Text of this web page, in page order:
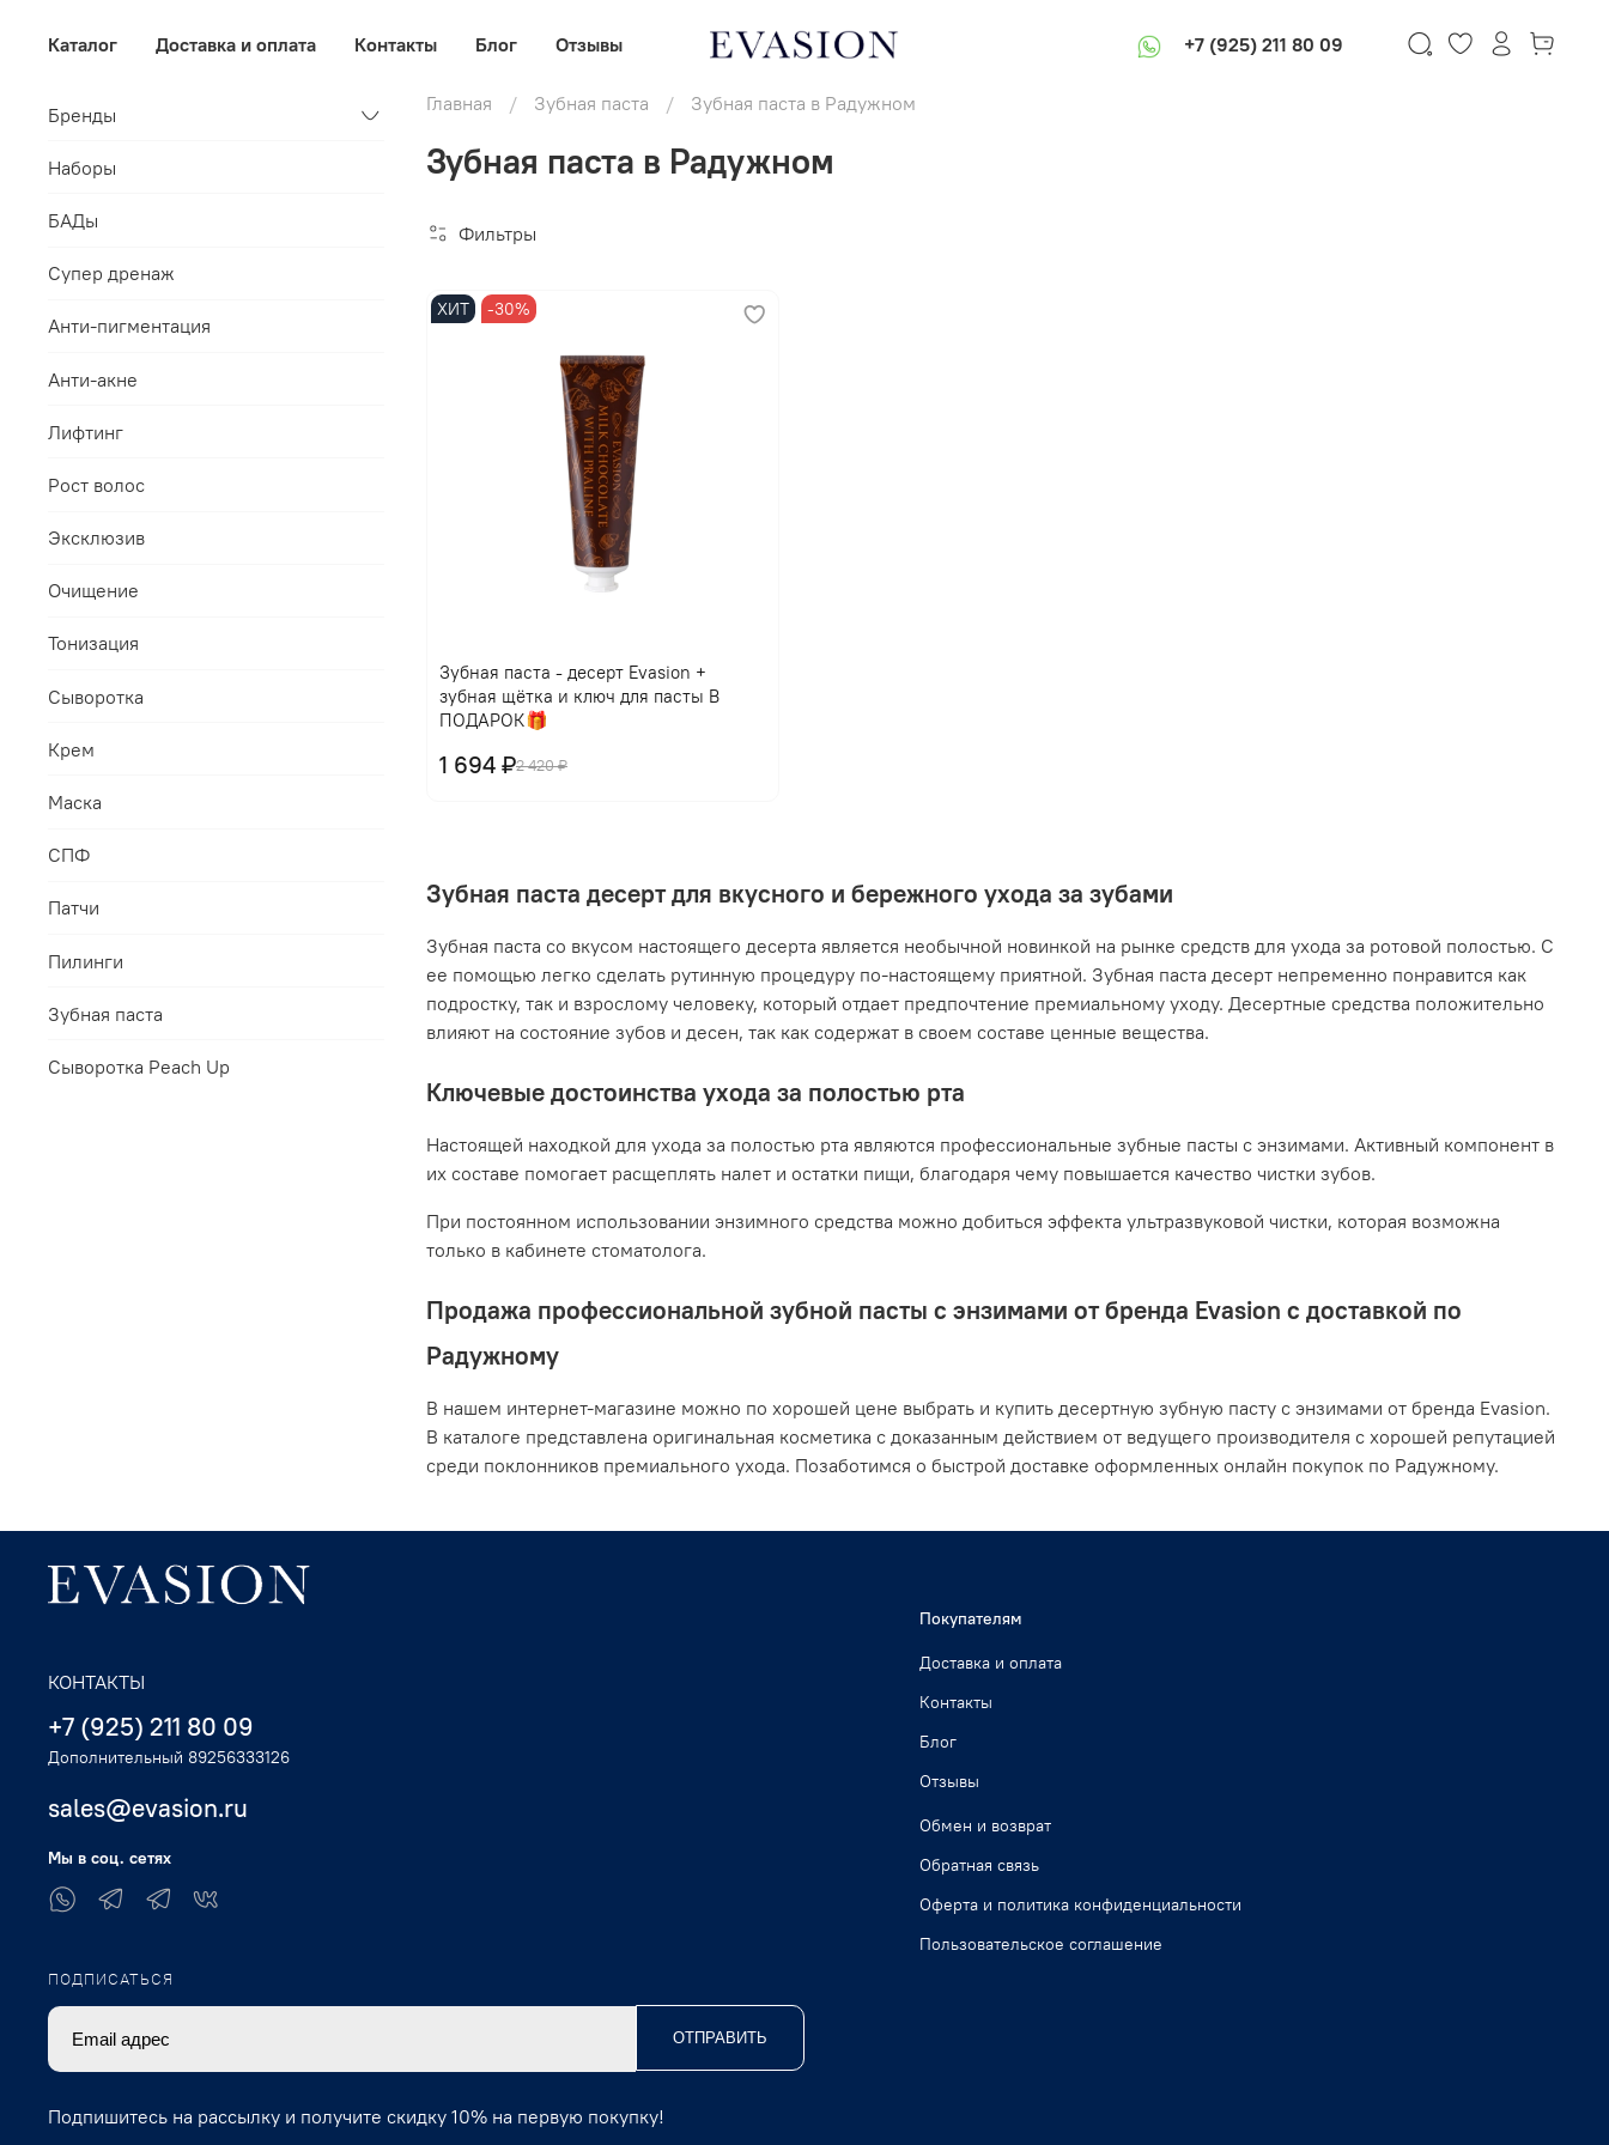
Каталог Доставка и оплата Контакты Блог Отзывы +7 (925) 211 80 09
Главная Зубная паста Зубная паста в Радужном
Зубная паста в Радужном
Фильтры
ХИТ -30%
Зубная паста - десерт Evasion +
зубная щётка и ключ для пасты В
ПОДАРОК🎁
2 420 ₽
1 694 ₽
В корзину
Зубная паста десерт для вкусного и бережного ухода за зубами
Зубная паста со вкусом настоящего десерта является необычной новинкой на рынке средств для ухода за ротовой полостью. С
ее помощью легко сделать рутинную процедуру по-настоящему приятной. Зубная паста десерт непременно понравится как
подростку, так и взрослому человеку, который отдает предпочтение премиальному уходу. Десертные средства положительно
влияют на состояние зубов и десен, так как содержат в своем составе ценные вещества.
Ключевые достоинства ухода за полостью рта
Настоящей находкой для ухода за полостью рта являются профессиональные зубные пасты с энзимами. Активный компонент в
их составе помогает расщеплять налет и остатки пищи, благодаря чему повышается качество чистки зубов.
При постоянном использовании энзимного средства можно добиться эффекта ультразвуковой чистки, которая возможна
только в кабинете стоматолога.
Продажа профессиональной зубной пасты с энзимами от бренда Evasion с доставкой по
Радужному
В нашем интернет-магазине можно по хорошей цене выбрать и купить десертную зубную пасту с энзимами от бренда Evasion.
В каталоге представлена оригинальная косметика с доказанным действием от ведущего производителя с хорошей репутацией
среди поклонников премиального ухода. Позаботимся о быстрой доставке оформленных онлайн покупок по Радужному.
Бренды
Наборы
БАДы
Супер дренаж
Анти-пигментация
Анти-акне
Лифтинг
Рост волос
Эксклюзив
Очищение
Тонизация
Сыворотка
Крем
Маска
СПФ
Патчи
Пилинги
Зубная паста
Сыворотка Peach Up
Покупателям
Доставка и оплата
Контакты
Блог
Отзывы
Обмен и возврат
Обратная связь
Оферта и политика конфиденциальности
Пользовательское соглашение
КОНТАКТЫ
+7 (925) 211 80 09
Дополнительный 89256333126
sales@evasion.ru
Мы в соц. сетях
ПОДПИСАТЬСЯ
ОТПРАВИТЬ
Подпишитесь на рассылку и получите скидку 10% на первую покупку!